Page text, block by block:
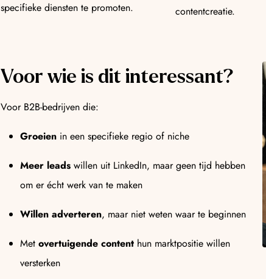
specifieke diensten te promoten.
contentcreatie.
Voor wie is dit interessant?
Voor B2B-bedrijven die:
Groeien in een specifieke regio of niche
Meer leads willen uit LinkedIn, maar geen tijd hebben
om er écht werk van te maken
Willen adverteren, maar niet weten waar te beginnen
Met overtuigende content hun marktpositie willen
versterken